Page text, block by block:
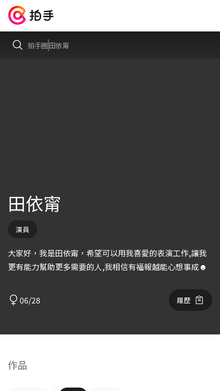
拍手圈田依甯
田依甯
演員
大家好，我是田依甯，希望可以用我喜愛的表演工作,讓我
更有能力幫助更多需要的人,我相信有福報越能心想事成☻
06/28 履歷
作品